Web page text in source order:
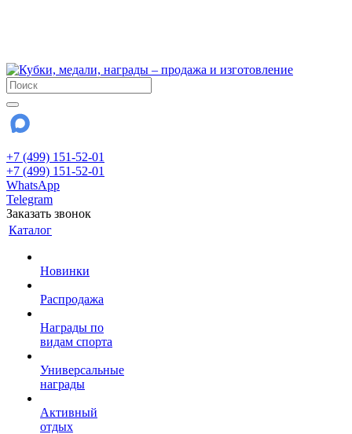
+7 (499) 151-52-01
+7 (499) 151-52-01
WhatsApp
Telegram
Заказать звонок
Каталог
Новинки
Распродажа
Награды по
видам спорта
Универсальные
награды
Активный
отдых